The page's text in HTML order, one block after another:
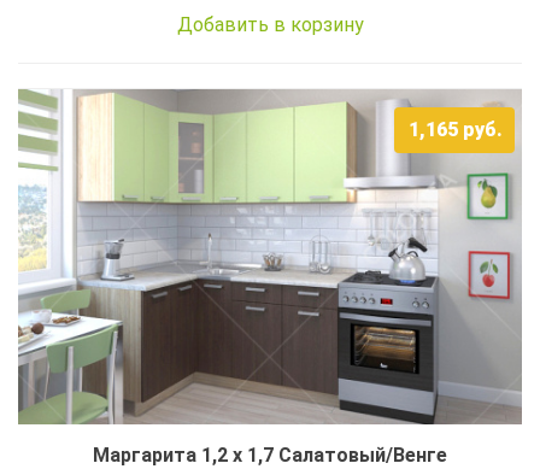
Добавить в корзину
1,165 руб.
Маргарита 1,2 x 1,7 Салатовый/Венге